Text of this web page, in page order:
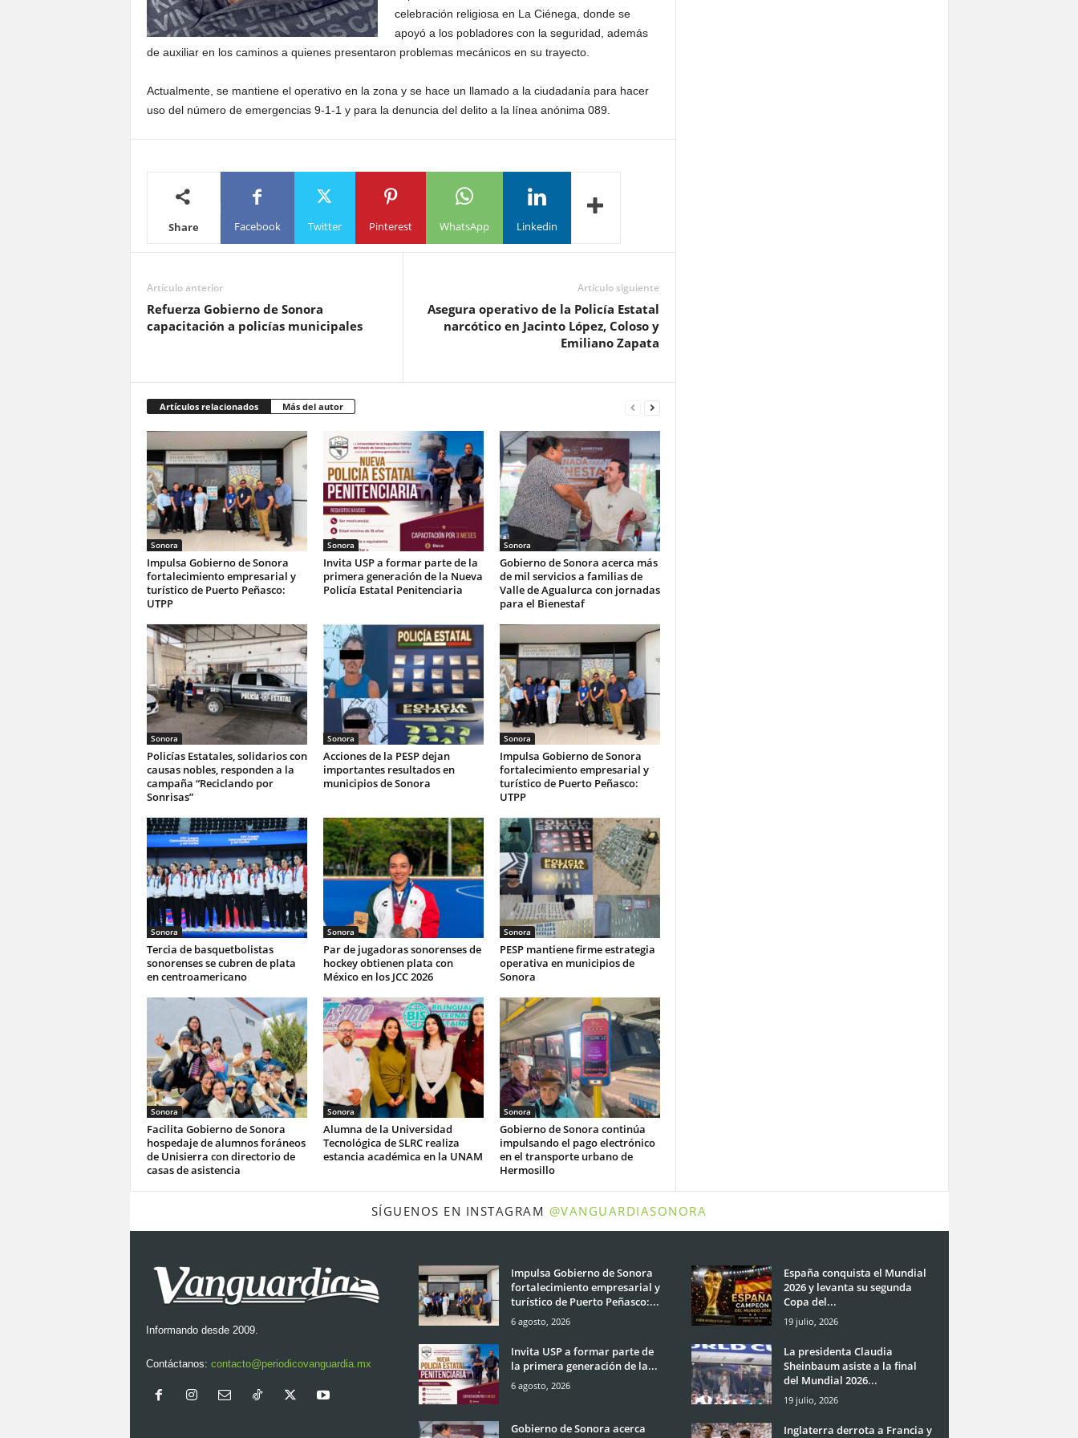
celebración religiosa en La Ciénega, donde se
apoyó a los pobladores con la seguridad, además
de auxiliar en los caminos a quienes presentaron problemas mecánicos en su trayecto.
Actualmente, se mantiene el operativo en la zona y se hace un llamado a la ciudadanía para hacer
uso del número de emergencias 9-1-1 y para la denuncia del delito a la línea anónima 089.
Share Facebook Twitter Pinterest WhatsApp Linkedin
Artículo anterior
Refuerza Gobierno de Sonora
capacitación a policías municipales
Artículo siguiente
Asegura operativo de la Policía Estatal
narcótico en Jacinto López, Coloso y
Emiliano Zapata
Artículos relacionados Más del autor
Sonora
Impulsa Gobierno de Sonora
fortalecimiento empresarial y
turístico de Puerto Peñasco:
UTPP
Sonora
Invita USP a formar parte de la
primera generación de la Nueva
Policía Estatal Penitenciaria
Sonora
Gobierno de Sonora acerca más
de mil servicios a familias de
Valle de Agualurca con jornadas
para el Bienestaf
Sonora
Policías Estatales, solidarios con
causas nobles, responden a la
campaña “Reciclando por
Sonrisas”
Sonora
Acciones de la PESP dejan
importantes resultados en
municipios de Sonora
Sonora
Impulsa Gobierno de Sonora
fortalecimiento empresarial y
turístico de Puerto Peñasco:
UTPP
Sonora
Tercia de basquetbolistas
sonorenses se cubren de plata
en centroamericano
Sonora
Par de jugadoras sonorenses de
hockey obtienen plata con
México en los JCC 2026
Sonora
PESP mantiene firme estrategia
operativa en municipios de
Sonora
Sonora
Facilita Gobierno de Sonora
hospedaje de alumnos foráneos
de Unisierra con directorio de
casas de asistencia
Sonora
Alumna de la Universidad
Tecnológica de SLRC realiza
estancia académica en la UNAM
Sonora
Gobierno de Sonora continúa
impulsando el pago electrónico
en el transporte urbano de
Hermosillo
SÍGUENOS EN INSTAGRAM @VANGUARDIASONORA
Informando desde 2009.
Contáctanos: contacto@periodicovanguardia.mx
Impulsa Gobierno de Sonora
fortalecimiento empresarial y
turístico de Puerto Peñasco:...
6 agosto, 2026
Invita USP a formar parte de
la primera generación de la...
6 agosto, 2026
Gobierno de Sonora acerca
España conquista el Mundial
2026 y levanta su segunda
Copa del...
19 julio, 2026
La presidenta Claudia
Sheinbaum asiste a la final
del Mundial 2026...
19 julio, 2026
Inglaterra derrota a Francia y